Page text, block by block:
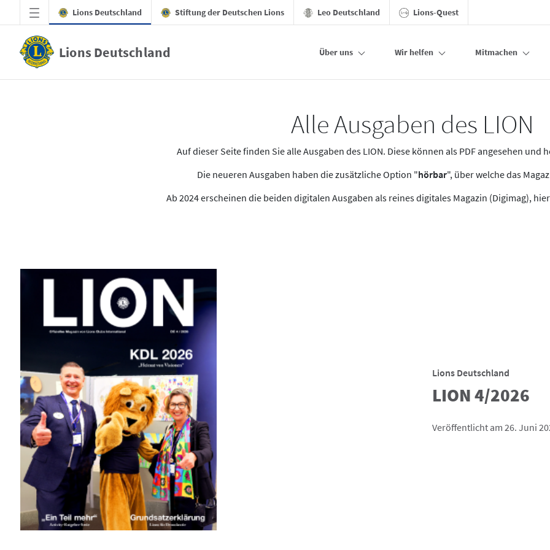
Zum Hauptinhalt springen
Lions Deutschland Stiftung der Deutschen Lions Leo Deutschland Lions-Quest
Lions Deutschland Über uns Wir helfen Mitmachen
Alle Ausgaben des LION
Auf dieser Seite finden Sie alle Ausgaben des LION. Diese können als PDF angesehen und
Die neueren Ausgaben haben die zusätzliche Option "hörbar", über welche das
Ab 2024 erscheinen die beiden digitalen Ausgaben als reines digitales Magazin (Digimag),
Lions Deutschland
LION 4/2026
Veröffentlicht am 26. Juni